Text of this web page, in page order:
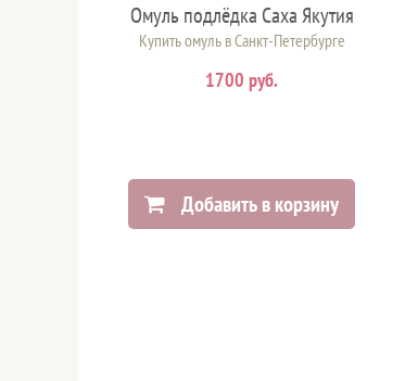
Омуль подлёдка Саха Якутия
Купить омуль в Санкт-Петербурге
1700 руб.
Добавить в корзину